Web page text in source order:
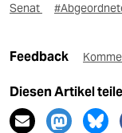
Senat
Feedback
Diesen Artikel